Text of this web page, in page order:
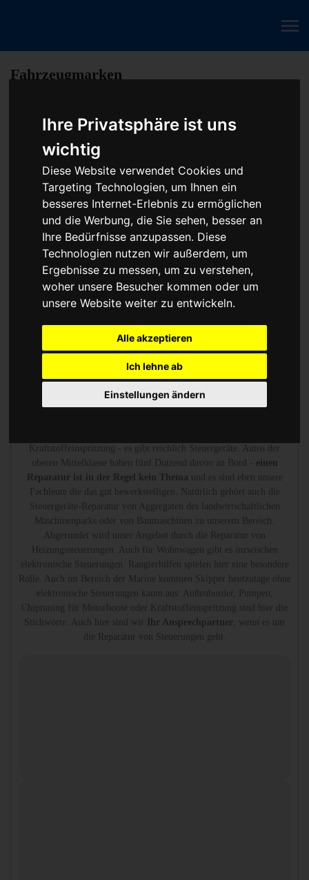
Ihre Privatsphäre ist uns
wichtig
Diese Website verwendet Cookies und
Targeting Technologien, um Ihnen ein
besseres Internet-Erlebnis zu ermöglichen
und die Werbung, die Sie sehen, besser an
Ihre Bedürfnisse anzupassen. Diese
Technologien nutzen wir außerdem, um
Ergebnisse zu messen, um zu verstehen,
woher unsere Besucher kommen oder um
unsere Website weiter zu entwickeln.
Alle akzeptieren
Ich lehne ab
Einstellungen ändern
Fahrzeugmarken
PKW Chip Tuning Leistungssteigerung oder
Austauschgerät KVA
Unser Betrieb steht für kostengünstige Prüfungen und
Reparaturen von Steuergeräten aller Art, unter anderem von
Motor-Steuergeräten, Airbag-Steuergeräten, ABS-Steuergeräten
uvm. STEUBEL® verfügt dabei über viel Erfahrung und
ausgewiesene Expertise bei PKW-Steuergeräten und
insbesondere Motor-steuergeräte Reparaturen. So ermöglicht
STEUBEL® eine Steuergeräte Reparatur für nahezu aller
Hersteller und Fahrzeugarten - sei es Motorrad oder LKW.
Auch die Reparatur von Heizungssteuerungen oder
Chip Tuning Leistungssteigerung oder Austauschgerät
KVA
Wir sind die erfahrenen Spezialisten, die mit Messtechnik
den Defekt
Kraftstoffeinspritzung - es gibt reichlich Steuergeräte. Autos der
oberen Mittelklasse haben fünf Dutzend davon an Bord - einen
Reparatur ist in der Regel kein Thema und es sind eben unsere
Fachleute die das gut bewerkstelligen. Natürlich gehört auch die
Steuergeräte-Reparatur von Aggregaten des landwirtschaftlichen
Maschinenparks oder von Baumaschinen zu unserem Bereich.
Abgerundet wird unser Angebot durch die Reparatur von
Heizungssteuerungen. Auch für Wohnwagen gibt es inzwischen
elektronische Steuerungen. Rangierhilfen spielen hier eine besondere
Rolle. Auch im Bereich der Marine kommen Skipper heutzutage ohne
elektronische Steuerungen kaum aus: Außenborder, Pumpen,
Chiptuning für Motorboote oder Kraftstoffeinspritzung sind hier die
Stichworte. Auch hier sind wir Ihr Ansprechpartner
, wenn es um
die Reparatur von Steuerungen geht.